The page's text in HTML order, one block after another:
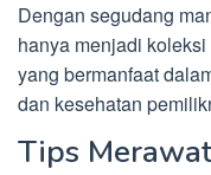
Dengan segudang
hanya menjadi
yang bermanfaat
dan kesehatan
Tips